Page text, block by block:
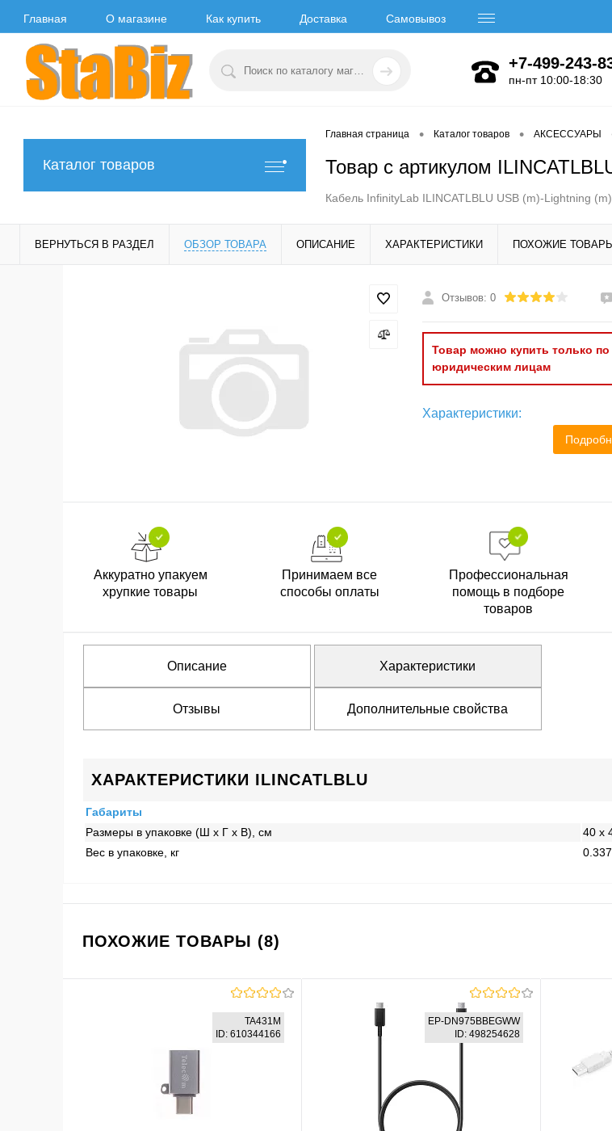
Главная О магазине Как купить Доставка Самовывоз
+7-499-243-
пн-пт 10:00-18:30
Каталог товаров
Главная страница • Каталог товаров • АКСЕССУАРЫ
Товар с артикулом
Кабель InfinityLab ILINCATLBLU USB (m)-Lightning
ВЕРНУТЬСЯ В РАЗДЕЛ ОБЗОР ТОВАРА ОПИСАНИЕ ХАРАКТЕРИСТИКИ ПОХОЖИЕ ТОВАРЫ
Отзывов: 0
Товар можно купить только
юридическим лицам
Характеристики:
Аккуратно упакуем
хрупкие товары
Принимаем все
способы оплаты
Профессиональная
помощь в подборе
товаров
Описание Характеристики
Отзывы Дополнительные свойства
ХАРАКТЕРИСТИКИ ILINCATLBLU
Габариты
Размеры в упаковке (Ш x Г x В), см
40 x
Вес в упаковке, кг
0.337
ПОХОЖИЕ ТОВАРЫ (8)
TA431M
ID: 610344166
EP-DN975BBEGWW
ID: 498254628